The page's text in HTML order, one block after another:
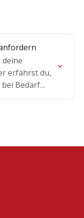
erfährst du,
bei Bedarf
kannst.